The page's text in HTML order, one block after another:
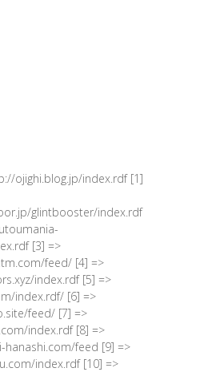
ojighi.blog.jp/index.rdf [1]
glintbooster/index.rdf
[3] =>
feed/ [4] =>
index.rdf [5] =>
index.rdf/ [6] =>
feed/ [7] =>
index.rdf [8] =>
feed [9] =>
index.rdf [10] =>